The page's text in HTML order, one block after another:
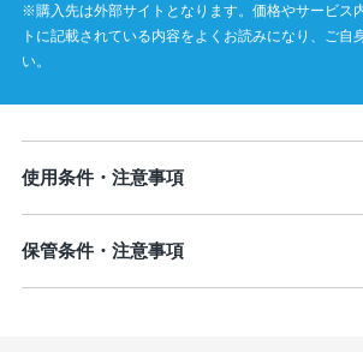
※購入先は外部サイトとなります。価格やサービス
トに記載されている内容をよくお読みになり、ご自
い。
使用条件・注意事項
保管条件・注意事項